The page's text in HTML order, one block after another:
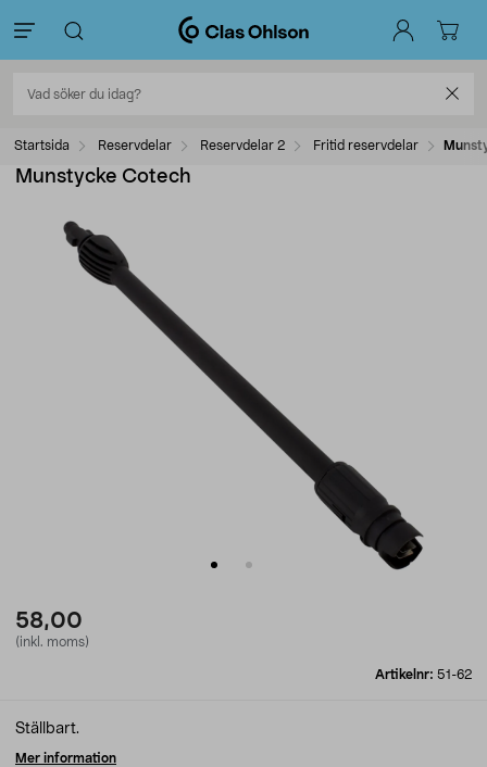
Startsida Reservdelar Reservdelar 2 Fritid reservdelar
Munstycke Cotech
58,00
(inkl. moms)
Artikelnr: 51-62
Ställbart.
Mer information